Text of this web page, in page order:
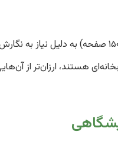
هستند، ارزان‌تر از